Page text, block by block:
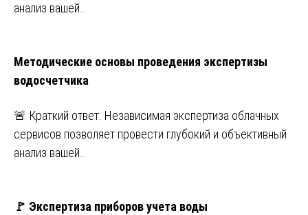
анализ вашей…
Методические основы проведения экспертизы
водосчетчика
🚨 Краткий ответ. Независимая экспертиза облачных
сервисов позволяет провести глубокий и объективный
анализ вашей…
🚩 Экспертиза приборов учета воды